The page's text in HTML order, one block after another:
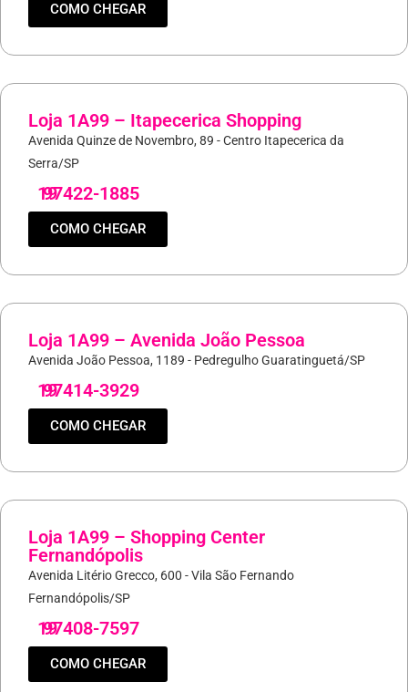
COMO CHEGAR
Loja 1A99 – Itapecerica Shopping
Avenida Quinze de Novembro, 89 - Centro Itapecerica da
Serra/SP
19
97422-1885
COMO CHEGAR
Loja 1A99 – Avenida João Pessoa
Avenida João Pessoa, 1189 - Pedregulho Guaratinguetá/SP
19
97414-3929
COMO CHEGAR
Loja 1A99 – Shopping Center
Fernandópolis
Avenida Litério Grecco, 600 - Vila São Fernando
Fernandópolis/SP
19
97408-7597
COMO CHEGAR